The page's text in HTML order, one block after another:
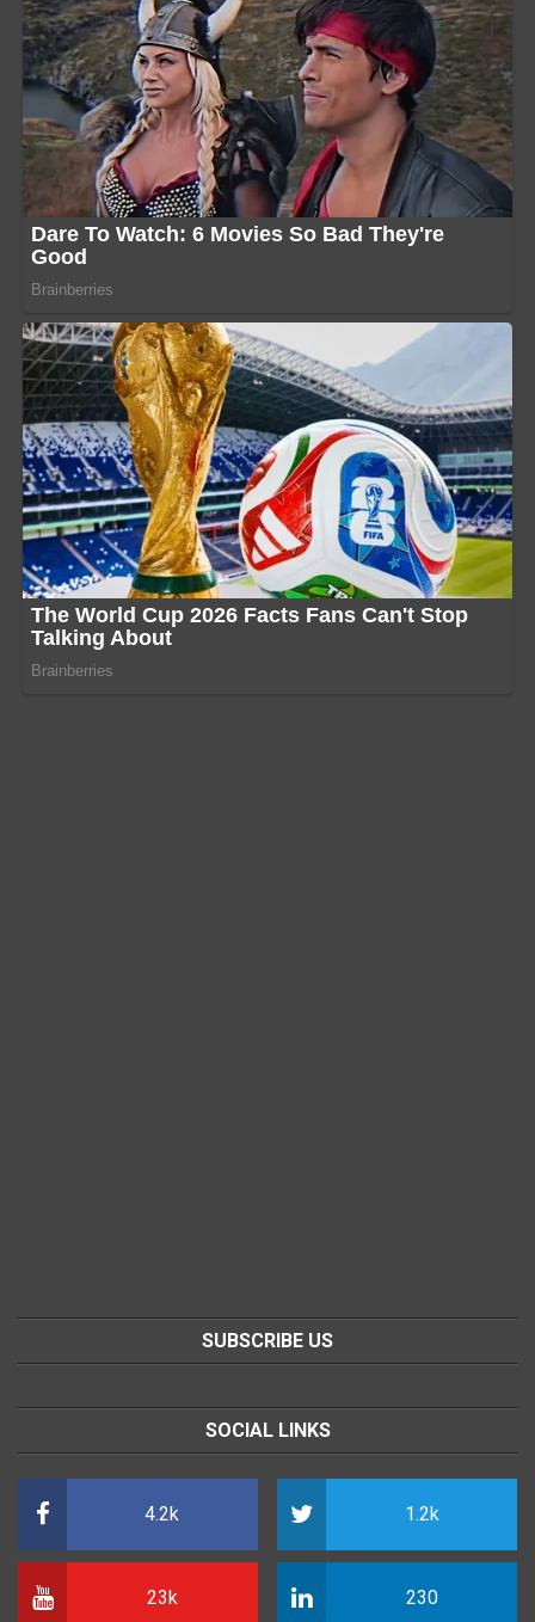
SUBSCRIBE US
SOCIAL LINKS
4.2k 1.2k
23k 230